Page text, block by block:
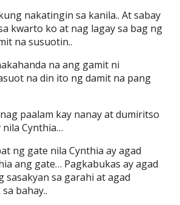
nakatingin sa kanila.. At sabay
kwarto ko at nag lagay sa bag ng
na susuotin..
na ang gamit ni
na din ito ng damit na pang
paalam kay nanay at dumiritso
nila Cynthia…
ng gate nila Cynthia ay agad
ang gate… Pagkabukas ay agad
sasakyan sa garahi at agad
bahay..